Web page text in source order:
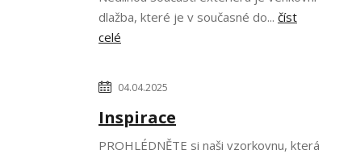
dlažba, které je v současné do... číst
celé
04.04.2025
Inspirace
PROHLÉDNĚTE si naši vzorkovnu, která